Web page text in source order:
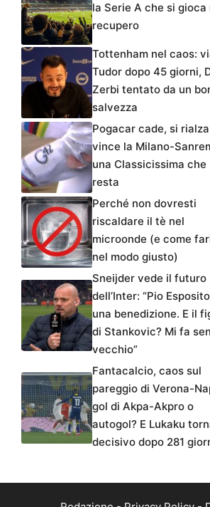
la Serie A che si gioca
recupero
Tottenham nel caos:
Tudor dopo 45 giorni,
Zerbi tentato da un
salvezza
Pogacar cade, si
vince la Milano-
una Classicissima che
resta
Perché non dovresti
riscaldare il tè nel
microonde (e come
nel modo giusto)
Sneijder vede il futuro
dell’Inter: “Pio
una benedizione. E il
di Stankovic? Mi fa
vecchio”
Fantacalcio, caos sul
pareggio di Verona-
gol di Akpa-Akpro o
autogol? E Lukaku
decisivo dopo 281